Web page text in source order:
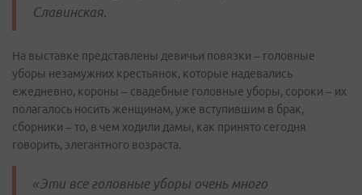
Славинская.
На выставке представлены девичьи повязки – головные
уборы незамужних крестьянок, которые надевались
ежедневно, короны – свадебные головные уборы, сороки – их
полагалось носить женщинам, уже вступившим в брак,
сборники – то, в чем ходили дамы, как принято сегодня
говорить, элегантного возраста.
«Эти все головные уборы очень много